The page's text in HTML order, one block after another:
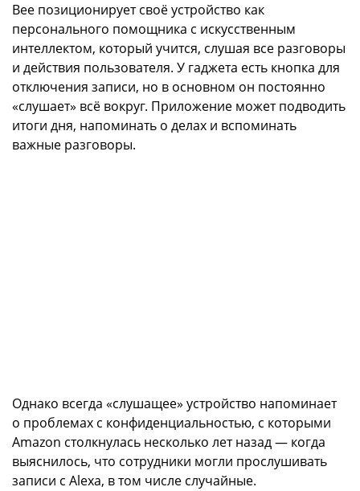
Bee позиционирует своё устройство как
персонального помощника с искусственным
интеллектом, который учится, слушая все разговоры
и действия пользователя. У гаджета есть кнопка для
отключения записи, но в основном он постоянно
«слушает» всё вокруг. Приложение может подводить
итоги дня, напоминать о делах и вспоминать
важные разговоры.
Однако всегда «слушащее» устройство напоминает
о проблемах с конфиденциальностью, с которыми
Amazon столкнулась несколько лет назад — когда
выяснилось, что сотрудники могли прослушивать
записи с Alexa, в том числе случайные.